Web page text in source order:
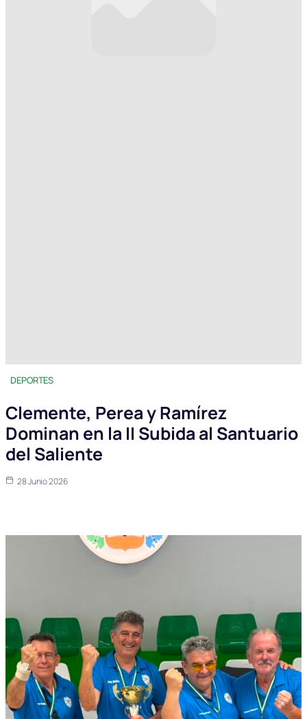
DEPORTES
Clemente, Perea y Ramírez
Dominan en la II Subida al Santuario
del Saliente
28 Junio 2026